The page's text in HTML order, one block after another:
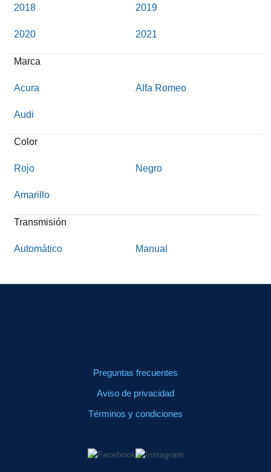
2018 2019
2020 2021
Marca
Acura Alfa Romeo
Audi
Color
Rojo Negro
Amarillo
Transmisión
Automático Manual
Preguntas frecuentes
Aviso de privacidad
Términos y condiciones